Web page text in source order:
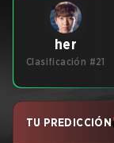
her
Clasificación #21
TU PREDICCIÓN